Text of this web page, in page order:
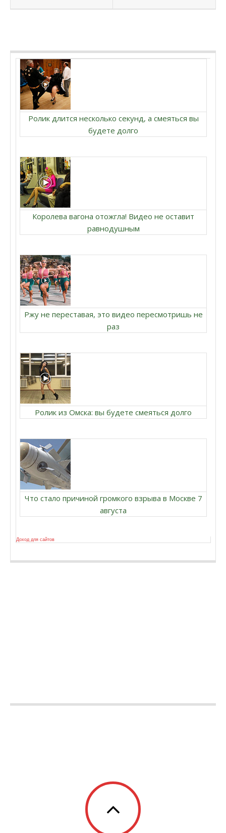
Ролик длится несколько секунд, а смеяться вы
будете долго
Королева вагона отожгла! Видео не оставит
равнодушным
Ржу не переставая, это видео пересмотришь не
раз
Ролик из Омска: вы будете смеяться долго
Что стало причиной громкого взрыва в Москве 7
августа
Доход для сайтов